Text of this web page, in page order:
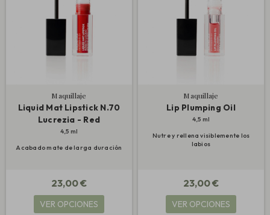
Maquillaje
Liquid Mat Lipstick N.70
Lucrezia - Red
4,5 ml
Acabado mate de larga duración
23,00 €
VER OPCIONES
Maquillaje
Lip Plumping Oil
4,5 ml
Nutre y rellena visiblemente los
labios
23,00 €
VER OPCIONES